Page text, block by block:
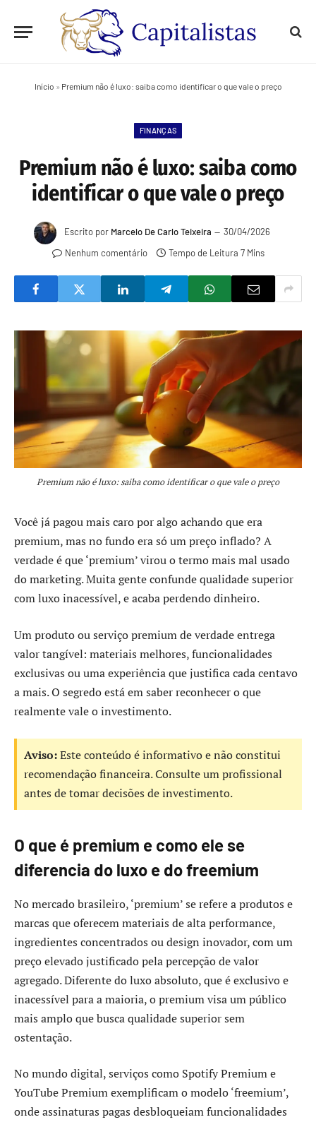
Início » Premium não é luxo: saiba como identificar o que vale o preço
FINANÇAS
Premium não é luxo: saiba como
identificar o que vale o preço
Escrito por Marcelo De Carlo Teixeira
30/04/2026
Nenhum comentário
Tempo de Leitura 7 Mins
Premium não é luxo: saiba como identificar o que vale o preço
Você já pagou mais caro por algo achando que era
premium, mas no fundo era só um preço inflado? A
verdade é que ‘premium’ virou o termo mais mal usado
do marketing. Muita gente confunde qualidade superior
com luxo inacessível, e acaba perdendo dinheiro.
Um produto ou serviço premium de verdade entrega
valor tangível: materiais melhores, funcionalidades
exclusivas ou uma experiência que justifica cada centavo
a mais. O segredo está em saber reconhecer o que
realmente vale o investimento.
Aviso:Este conteúdo é informativo e não constitui
recomendação financeira. Consulte um profissional
antes de tomar decisões de investimento.
O que é premium e como ele se
diferencia do luxo e do freemium
No mercado brasileiro, ‘premium’ se refere a produtos e
marcas que oferecem materiais de alta performance,
ingredientes concentrados ou design inovador, com um
preço elevado justificado pela percepção de valor
agregado. Diferente do luxo absoluto, que é exclusivo e
inacessível para a maioria, o premium visa um público
mais amplo que busca qualidade superior sem
ostentação.
No mundo digital, serviços como Spotify Premium e
YouTube Premium exemplificam o modelo ‘freemium’,
onde assinaturas pagas desbloqueiam funcionalidades